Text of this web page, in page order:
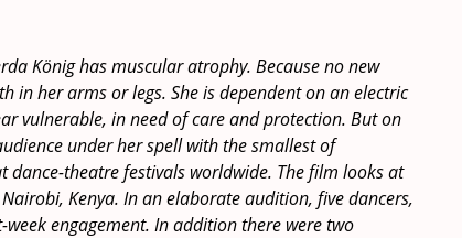
König has muscular atrophy. Because no new
in her arms or legs. She is dependent on an electric
vulnerable, in need of care and protection. But on
under her spell with the smallest of
dance-theatre festivals worldwide. The film looks at
Kenya. In an elaborate audition, five dancers,
engagement. In addition there were two